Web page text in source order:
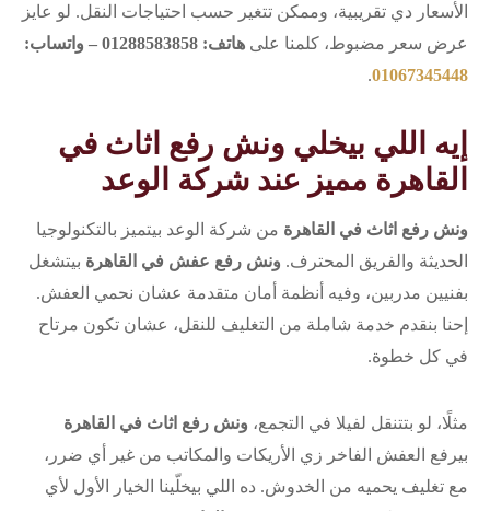
الأسعار دي تقريبية، وممكن تتغير حسب احتياجات النقل. لو عايز
عرض سعر مضبوط، كلمنا على هاتف: 01288583858 – واتساب:
01067345448
.
إيه اللي بيخلي ونش رفع اثاث في
القاهرة مميز عند شركة الوعد
ونش رفع اثاث في القاهرة من شركة الوعد بيتميز بالتكنولوجيا
الحديثة والفريق المحترف. ونش رفع عفش في القاهرة بيتشغل
بفنيين مدربين، وفيه أنظمة أمان متقدمة عشان نحمي العفش.
إحنا بنقدم خدمة شاملة من التغليف للنقل، عشان تكون مرتاح
في كل خطوة.
مثلًا، لو بتتنقل لفيلا في التجمع، ونش رفع اثاث في القاهرة
بيرفع العفش الفاخر زي الأريكات والمكاتب من غير أي ضرر،
مع تغليف يحميه من الخدوش. ده اللي بيخلّينا الخيار الأول لأي